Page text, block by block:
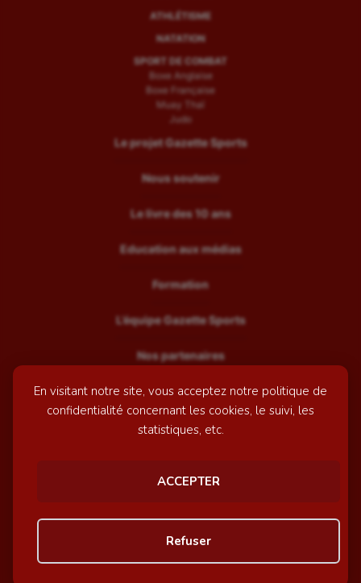
En visitant notre site, vous acceptez notre politique de
confidentialité concernant les cookies, le suivi, les
statistiques, etc.
ACCEPTER
Refuser
ATHLÉTISME
NATATION
SPORT DE COMBAT
Boxe Anglaise
Boxe Française
Muay Thaï
Judo
Le projet Gazette Sports
Nous soutenir
Le livre des 10 ans
Education aux médias
Formation
L’équipe Gazette Sports
Nos partenaires
Recrutement
Mentions légales
© GazetteSports - 2026 | Site internet réalisé par
Awelty